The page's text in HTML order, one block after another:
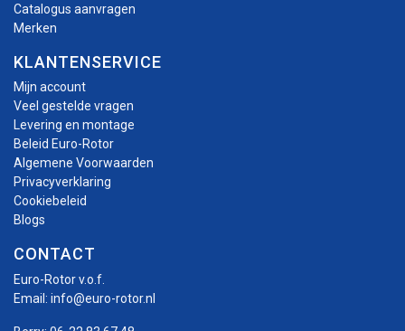
Catalogus aanvragen
Merken
KLANTENSERVICE
Mijn account
Veel gestelde vragen
Levering en montage
Beleid Euro-Rotor
Algemene Voorwaarden
Privacyverklaring
Cookiebeleid
Blogs
CONTACT
Euro-Rotor v.o.f.
Email: info@euro-rotor.nl